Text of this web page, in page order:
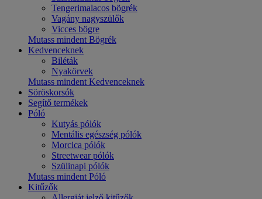
Tengerimalacos bögrék
Vagány nagyszülők
Vicces bögre
Mutass mindent Bögrék
Kedvenceknek
Biléták
Nyakörvek
Mutass mindent Kedvenceknek
Söröskorsók
Segítő termékek
Póló
Kutyás pólók
Mentális egészség pólók
Morcica pólók
Streetwear pólók
Szülinapi pólók
Mutass mindent Póló
Kitűzők